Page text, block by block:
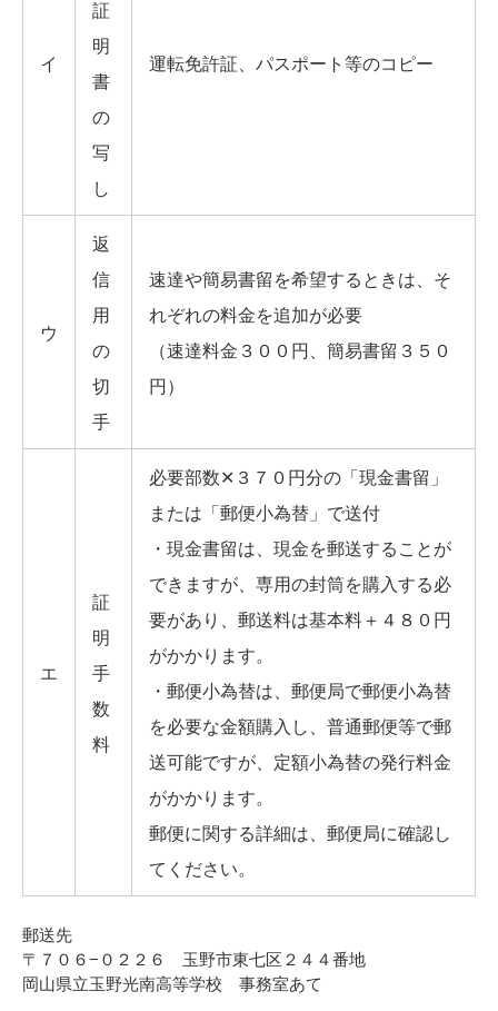
イ
証
明
書
の
写
し
運転免許証、パスポート等のコピー
ウ
返
信
用
の
切
手
速達や簡易書留を希望するときは、そ
れぞれの料金を追加が必要
（速達料金３００円、簡易書留３５０
円）
エ
証
明
手
数
料
必要部数✕３７０円分の「現金書留」
または「郵便小為替」で送付
・現金書留は、現金を郵送することが
できますが、専用の封筒を購入する必
要があり、郵送料は基本料＋４８０円
がかかります。
・郵便小為替は、郵便局で郵便小為替
を必要な金額購入し、普通郵便等で郵
送可能ですが、定額小為替の発行料金
がかかります。
郵便に関する詳細は、郵便局に確認し
てください。
郵送先
〒７０６−０２２６ 玉野市東七区２４４番地
岡山県立玉野光南高等学校 事務室あて